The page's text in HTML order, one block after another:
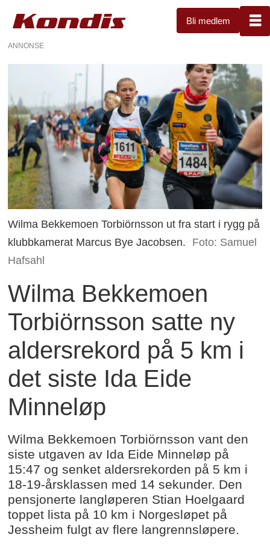
Bli medlem
ANNONSE
Wilma Bekkemoen Torbiörnsson ut fra start i rygg på
klubbkamerat Marcus Bye Jacobsen.
Foto: Samuel
Hafsahl
Wilma Bekkemoen
Torbiörnsson satte ny
aldersrekord på 5 km i
det siste Ida Eide
Minneløp
Wilma Bekkemoen Torbiörnsson vant den
siste utgaven av Ida Eide Minneløp på
15:47 og senket aldersrekorden på 5 km i
18-19-årsklassen med 14 sekunder. Den
pensjonerte langløperen Stian Hoelgaard
toppet lista på 10 km i Norgesløpet på
Jessheim fulgt av flere langrennsløpere.